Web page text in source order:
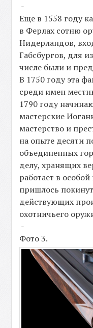
-
Еще в 1558 году
в Ферлах сотню
Нидерландов,
Габсбургов, для
числе были и
В 1750 году эта
среди имен
1790 году
мастерские
мастерство и
на опыте деcяти
объединенных
делу, хранящих
работает в
пришлось
действующих
охотничьего
-
Фото 3.